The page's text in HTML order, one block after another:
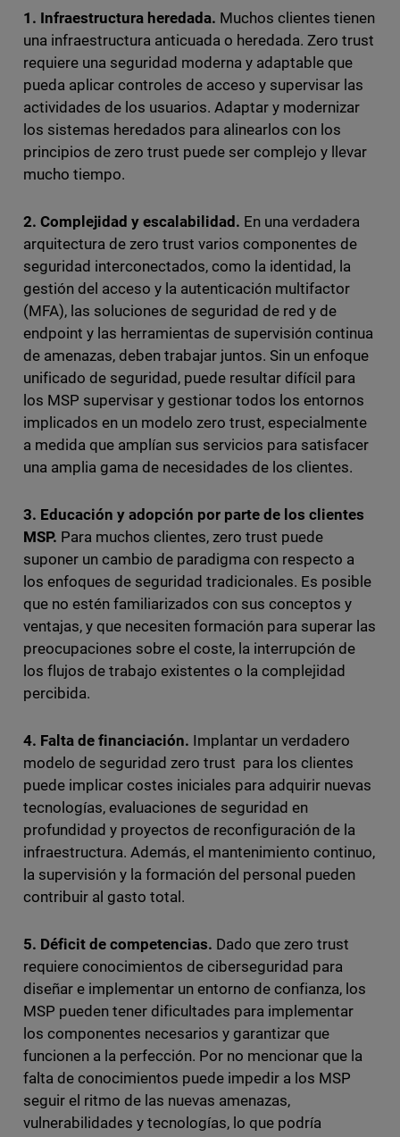
1. Infraestructura heredada. Muchos clientes tienen
una infraestructura anticuada o heredada. Zero trust
requiere una seguridad moderna y adaptable que
pueda aplicar controles de acceso y supervisar las
actividades de los usuarios. Adaptar y modernizar
los sistemas heredados para alinearlos con los
principios de zero trust puede ser complejo y llevar
mucho tiempo.
2. Complejidad y escalabilidad. En una verdadera
arquitectura de zero trust varios componentes de
seguridad interconectados, como la identidad, la
gestión del acceso y la autenticación multifactor
(MFA), las soluciones de seguridad de red y de
endpoint y las herramientas de supervisión continua
de amenazas, deben trabajar juntos. Sin un enfoque
unificado de seguridad, puede resultar difícil para
los MSP supervisar y gestionar todos los entornos
implicados en un modelo zero trust, especialmente
a medida que amplían sus servicios para satisfacer
una amplia gama de necesidades de los clientes.
3. Educación y adopción por parte de los clientes
MSP. Para muchos clientes, zero trust puede
suponer un cambio de paradigma con respecto a
los enfoques de seguridad tradicionales. Es posible
que no estén familiarizados con sus conceptos y
ventajas, y que necesiten formación para superar las
preocupaciones sobre el coste, la interrupción de
los flujos de trabajo existentes o la complejidad
percibida.
4. Falta de financiación. Implantar un verdadero
modelo de seguridad zero trust para los clientes
puede implicar costes iniciales para adquirir nuevas
tecnologías, evaluaciones de seguridad en
profundidad y proyectos de reconfiguración de la
infraestructura. Además, el mantenimiento continuo,
la supervisión y la formación del personal pueden
contribuir al gasto total.
5. Déficit de competencias. Dado que zero trust
requiere conocimientos de ciberseguridad para
diseñar e implementar un entorno de confianza, los
MSP pueden tener dificultades para implementar
los componentes necesarios y garantizar que
funcionen a la perfección. Por no mencionar que la
falta de conocimientos puede impedir a los MSP
seguir el ritmo de las nuevas amenazas,
vulnerabilidades y tecnologías, lo que podría